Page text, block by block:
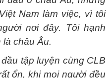
Nam làm việc, vì tôi
nơi đây. Tôi hạnh
là châu Âu.
tập luyện cùng CLB
ổn, khi mọi người đều